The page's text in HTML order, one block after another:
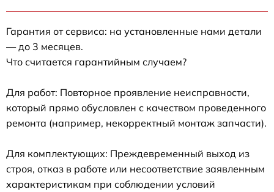
Гарантия от сервиса: на установленные нами детали
— до 3 месяцев.
Что считается гарантийным случаем?
Для работ: Повторное проявление неисправности,
который прямо обусловлен с качеством проведенного
ремонта (например, некорректный монтаж запчасти).
Для комплектующих: Преждевременный выход из
строя, отказ в работе или несоответствие заявленным
характеристикам при соблюдении условий